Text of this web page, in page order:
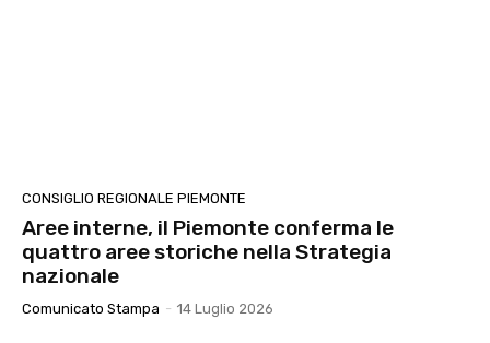
CONSIGLIO REGIONALE PIEMONTE
Aree interne, il Piemonte conferma le
quattro aree storiche nella Strategia
nazionale
Comunicato Stampa - 14 Luglio 2026